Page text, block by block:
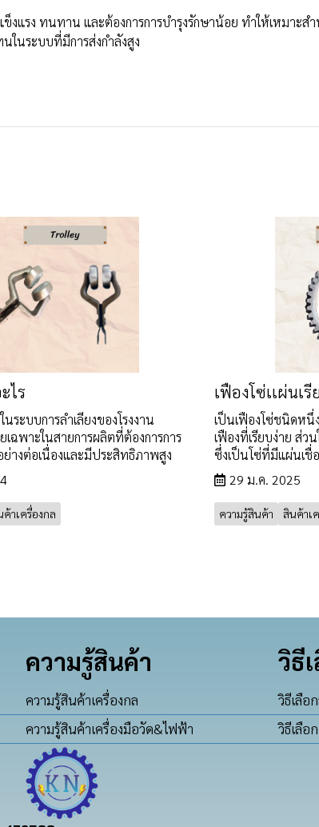
แรง ทนทาน และต้องการการบำรุงรักษาน้อย ทำให้เหมาะส
ในระบบที่มีการส่งกำลังสูง
ไร
ะบบการลำเลียงของโรงงาน
เฉพาะในสายการผลิตที่ต้องการการ
ย่างต่อเนื่องและมีประสิทธิภาพสูง
ค้าเครื่องกล
เฟืองโซ่เเผ่นเ
เป็นเฟืองโซ่ชนิดห
เฟืองที่เรียบง่าย ส่ว
ซึ่งเป็นโซ่ที่มีแผ่นเชื่
29 ม.ค. 2025
ความรู้สินค้า สินค้าเ
ความรู้สินค้า
ความรู้สินค้าเครื่องกล
ความรู้สินค้าเครื่องมือวัด&ไฟฟ้า
วิธี
วิธีเลือ
วิธีเลือ